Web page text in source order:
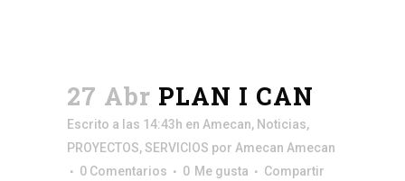
27 Abr PLAN I CAN
Escrito a las 14:43h en Amecan, Noticias,
PROYECTOS,SERVICIOS por Amecan Amecan
0 Comentarios
0 Me gusta Compartir